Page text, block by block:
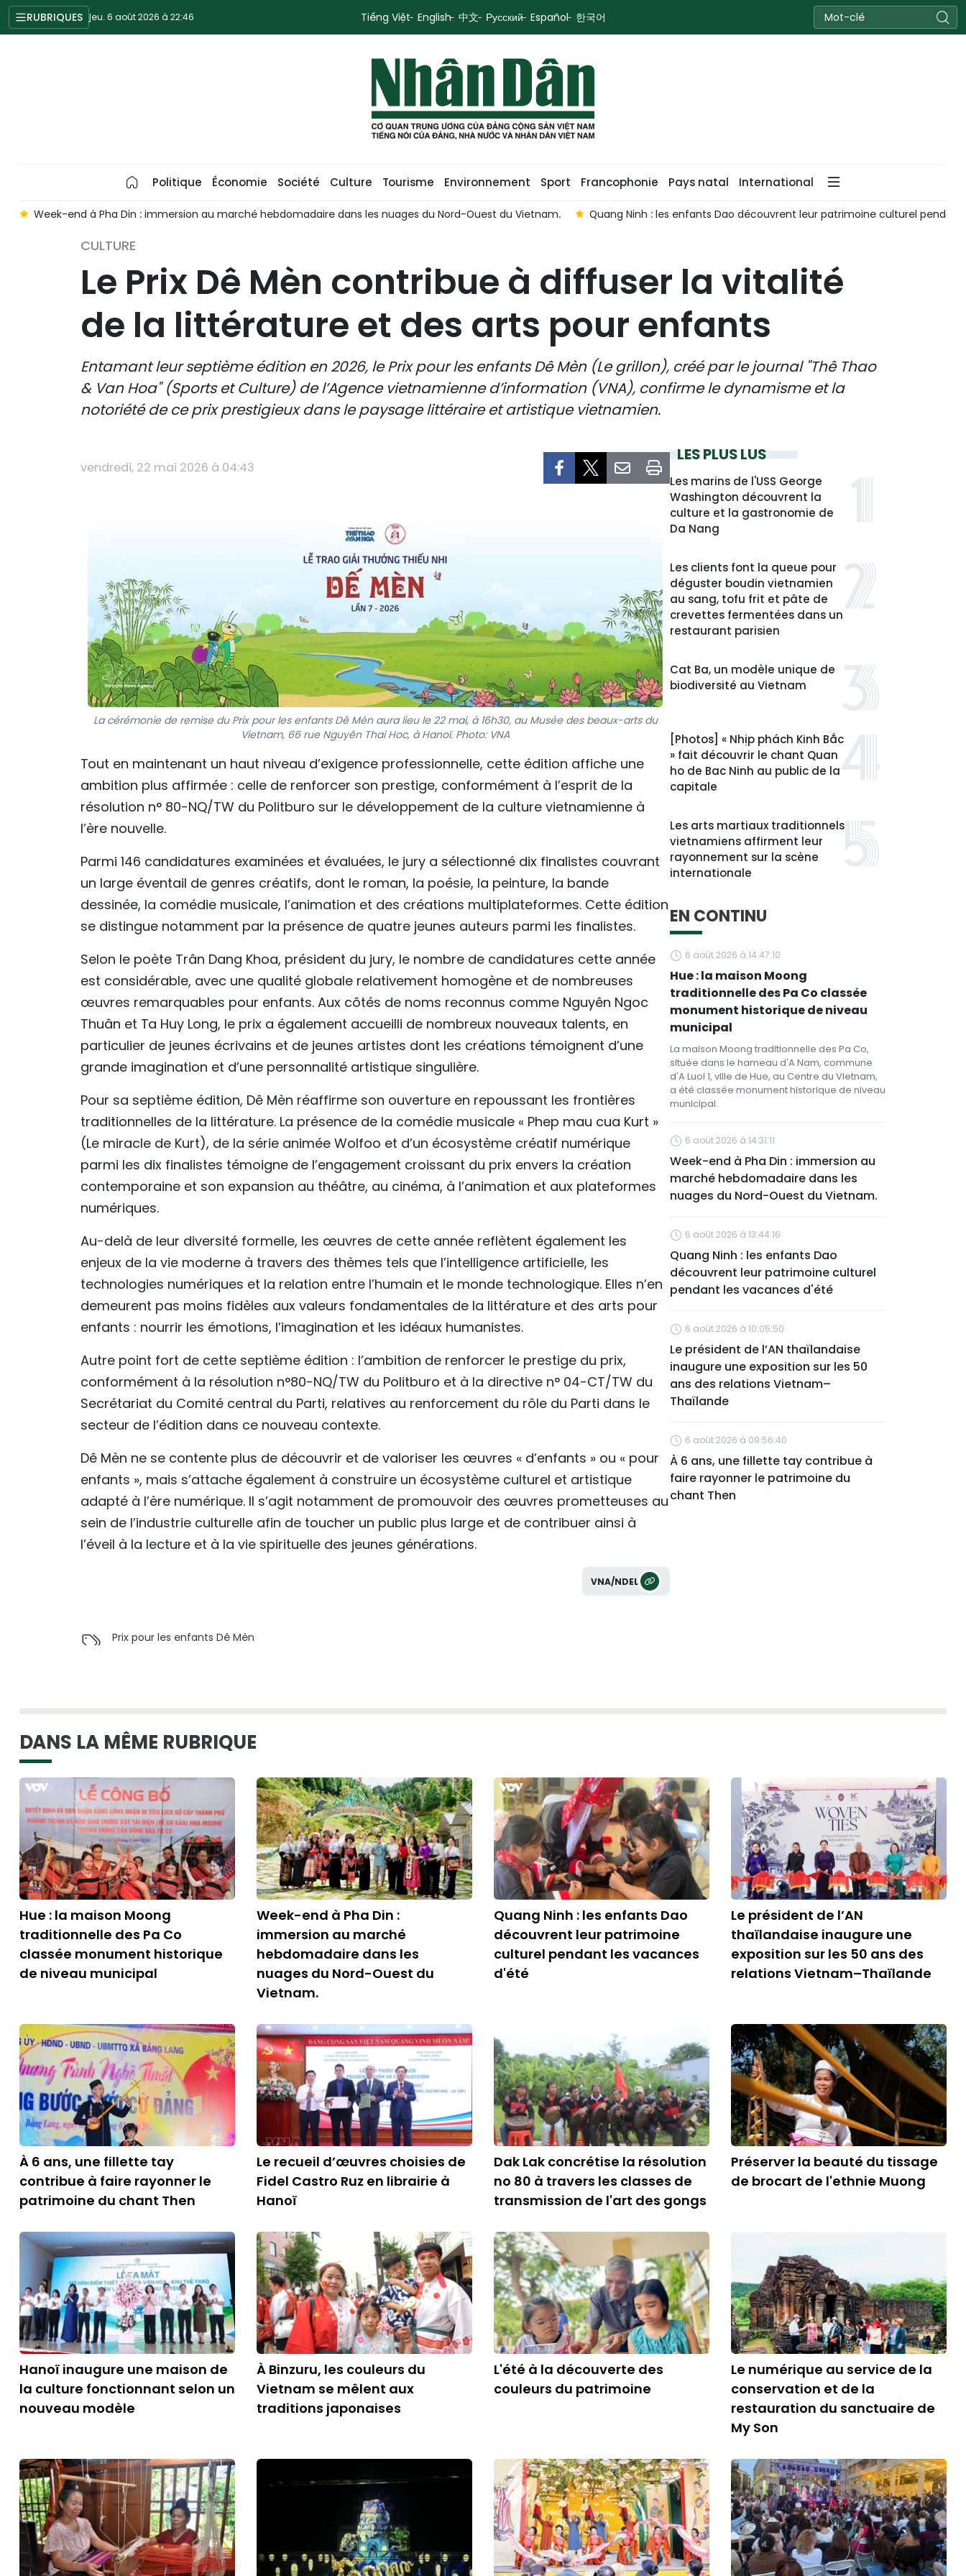
RUBRIQUES jeu. 6 août 2026 à 22:46 Tiếng Việt English 中文 Русский Español 한국어
Politique Économie Société Culture Tourisme Environnement Sport Francophonie Pays natal International
Week-end à Pha Din : immersion au marché hebdomadaire dans les nuages du Nord-Ouest du Vietnam. Quang Ninh : les enfants Dao découvrent leur patrimoine culturel
CULTURE
Le Prix Dê Mèn contribue à diffuser la vitalité
de la littérature et des arts pour enfants
Entamant leur septième édition en 2026, le Prix pour les enfants Dê Mèn (Le grillon), créé par le journal "Thê Thao
& Van Hoa" (Sports et Culture) de l’Agence vietnamienne d’information (VNA), confirme le dynamisme et la
notoriété de ce prix prestigieux dans le paysage littéraire et artistique vietnamien.
vendredi, 22 mai 2026 à 04:43
La cérémonie de remise du Prix pour les enfants Dê Mèn aura lieu le 22 mai, à 16h30, au Musée des beaux-arts du
Vietnam, 66 rue Nguyên Thai Hoc, à Hanoï. Photo: VNA
Tout en maintenant un haut niveau d’exigence professionnelle, cette édition affiche une
ambition plus affirmée : celle de renforcer son prestige, conformément à l’esprit de la
résolution n° 80-NQ/TW du Politburo sur le développement de la culture vietnamienne à
l’ère nouvelle.
Parmi 146 candidatures examinées et évaluées, le jury a sélectionné dix finalistes couvrant
un large éventail de genres créatifs, dont le roman, la poésie, la peinture, la bande
dessinée, la comédie musicale, l’animation et des créations multiplateformes. Cette édition
se distingue notamment par la présence de quatre jeunes auteurs parmi les finalistes.
Selon le poète Trân Dang Khoa, président du jury, le nombre de candidatures cette année
est considérable, avec une qualité globale relativement homogène et de nombreuses
œuvres remarquables pour enfants. Aux côtés de noms reconnus comme Nguyên Ngoc
Thuân et Ta Huy Long, le prix a également accueilli de nombreux nouveaux talents, en
particulier de jeunes écrivains et de jeunes artistes dont les créations témoignent d’une
grande imagination et d’une personnalité artistique singulière.
Pour sa septième édition, Dê Mèn réaffirme son ouverture en repoussant les frontières
traditionnelles de la littérature. La présence de la comédie musicale « Phep mau cua Kurt »
(Le miracle de Kurt), de la série animée Wolfoo et d’un écosystème créatif numérique
parmi les dix finalistes témoigne de l’engagement croissant du prix envers la création
contemporaine et son expansion au théâtre, au cinéma, à l’animation et aux plateformes
numériques.
Au-delà de leur diversité formelle, les œuvres de cette année reflètent également les
enjeux de la vie moderne à travers des thèmes tels que l’intelligence artificielle, les
technologies numériques et la relation entre l’humain et le monde technologique. Elles n’en
demeurent pas moins fidèles aux valeurs fondamentales de la littérature et des arts pour
enfants : nourrir les émotions, l’imagination et les idéaux humanistes.
Autre point fort de cette septième édition : l’ambition de renforcer le prestige du prix,
conformément à la résolution n°80-NQ/TW du Politburo et à la directive n° 04-CT/TW du
Secrétariat du Comité central du Parti, relatives au renforcement du rôle du Parti dans le
secteur de l’édition dans ce nouveau contexte.
Dê Mèn ne se contente plus de découvrir et de valoriser les œuvres « d’enfants » ou « pour
enfants », mais s’attache également à construire un écosystème culturel et artistique
adapté à l’ère numérique. Il s’agit notamment de promouvoir des œuvres prometteuses au
sein de l’industrie culturelle afin de toucher un public plus large et de contribuer ainsi à
l’éveil à la lecture et à la vie spirituelle des jeunes générations.
VNA/NDEL
Prix pour les enfants Dê Mèn
LES PLUS LUS
Les marins de l'USS George
Washington découvrent la
culture et la gastronomie de
Da Nang
Les clients font la queue pour
déguster boudin vietnamien
au sang, tofu frit et pâte de
crevettes fermentées dans un
restaurant parisien
Cat Ba, un modèle unique de
biodiversité au Vietnam
[Photos] « Nhịp phách Kinh Bắc
» fait découvrir le chant Quan
ho de Bac Ninh au public de la
capitale
Les arts martiaux traditionnels
vietnamiens affirment leur
rayonnement sur la scène
internationale
EN CONTINU
6 août 2026 à 14:47:10
Hue : la maison Moong
traditionnelle des Pa Co classée
monument historique de niveau
municipal
La maison Moong traditionnelle des Pa Co,
située dans le hameau d'A Nam, commune
d'A Luoi 1, ville de Hue, au Centre du Vietnam,
a été classée monument historique de niveau
municipal.
6 août 2026 à 14:31:11
Week-end à Pha Din : immersion au
marché hebdomadaire dans les
nuages du Nord-Ouest du Vietnam.
6 août 2026 à 13:44:16
Quang Ninh : les enfants Dao
découvrent leur patrimoine culturel
pendant les vacances d'été
6 août 2026 à 10:05:50
Le président de l’AN thaïlandaise
inaugure une exposition sur les 50
ans des relations Vietnam–
Thaïlande
6 août 2026 à 09:56:40
À 6 ans, une fillette tay contribue à
faire rayonner le patrimoine du
chant Then
DANS LA MÊME RUBRIQUE
Hue : la maison Moong
traditionnelle des Pa Co
classée monument historique
de niveau municipal
Week-end à Pha Din :
immersion au marché
hebdomadaire dans les
nuages du Nord-Ouest du
Vietnam.
Quang Ninh : les enfants Dao
découvrent leur patrimoine
culturel pendant les vacances
d'été
Le président de l’AN
thaïlandaise inaugure une
exposition sur les 50 ans des
relations Vietnam–Thaïlande
À 6 ans, une fillette tay
contribue à faire rayonner le
patrimoine du chant Then
Le recueil d’œuvres choisies de
Fidel Castro Ruz en librairie à
Hanoï
Dak Lak concrétise la résolution
no 80 à travers les classes de
transmission de l'art des gongs
Préserver la beauté du tissage
de brocart de l'ethnie Muong
Hanoï inaugure une maison de
la culture fonctionnant selon un
nouveau modèle
À Binzuru, les couleurs du
Vietnam se mêlent aux
traditions japonaises
L'été à la découverte des
couleurs du patrimoine
Le numérique au service de la
conservation et de la
restauration du sanctuaire de
My Son